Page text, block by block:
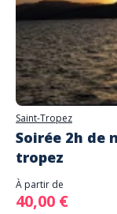
Saint-Tropez
Soirée 2h de
tropez
À partir de
40,00 €